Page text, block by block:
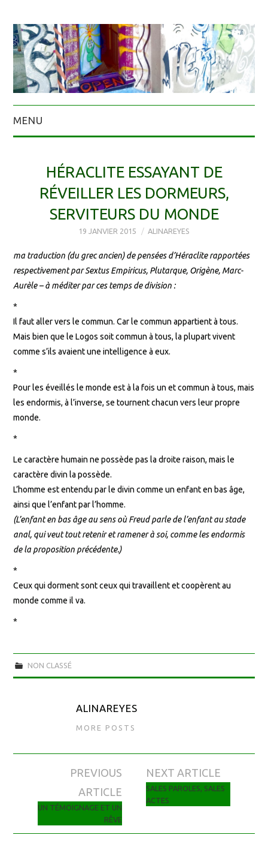
MENU
HÉRACLITE ESSAYANT DE
RÉVEILLER LES DORMEURS,
SERVITEURS DU MONDE
19 JANVIER 2015 ALINAREYES
ma traduction (du grec ancien) de pensées d’Héraclite rapportées
respectivement par Sextus Empiricus, Plutarque, Origène, Marc-
Aurèle – à méditer par ces temps de division :
*
Il faut aller vers le commun. Car le commun appartient à tous.
Mais bien que le Logos soit commun à tous, la plupart vivent
comme s’ils avaient une intelligence à eux.
*
Pour les éveillés le monde est à la fois un et commun à tous, mais
les endormis, à l’inverse, se tournent chacun vers leur propre
monde.
*
Le caractère humain ne possède pas la droite raison, mais le
caractère divin la possède.
L’homme est entendu par le divin comme un enfant en bas âge,
ainsi que l’enfant par l’homme.
(L’enfant en bas âge au sens où Freud parle de l’enfant au stade
anal, qui veut tout retenir et ramener à soi, comme les endormis
de la proposition précédente.)
*
Ceux qui dorment sont ceux qui travaillent et coopèrent au
monde comme il va.
*
NON CLASSÉ
ALINAREYES
MORE POSTS
Navigation des articles
PREVIOUS
ARTICLE
UN TÉMOIGNAGE ET UN
RÊVE
NEXT ARTICLE
SALES PAROLES, SALES
ACTES